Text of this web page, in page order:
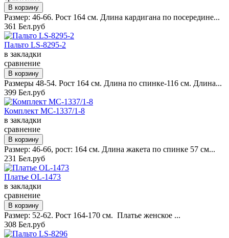
Размер: 46-66. Рост 164 см. Длина кардигана по посередине...
361 Бел.руб
Пальто LS-8295-2
в закладки
сравнение
Размеры 48-54. Рост 164 см. Длина по спинке-116 см. Длина...
399 Бел.руб
Комплект MC-1337/1-8
в закладки
сравнение
Размер: 46-66, рост: 164 см. Длина жакета по спинке 57 см...
231 Бел.руб
Платье OL-1473
в закладки
сравнение
Размер: 52-62. Рост 164-170 см. Платье женское ...
308 Бел.руб